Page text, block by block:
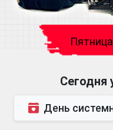
Сегодня
День системного